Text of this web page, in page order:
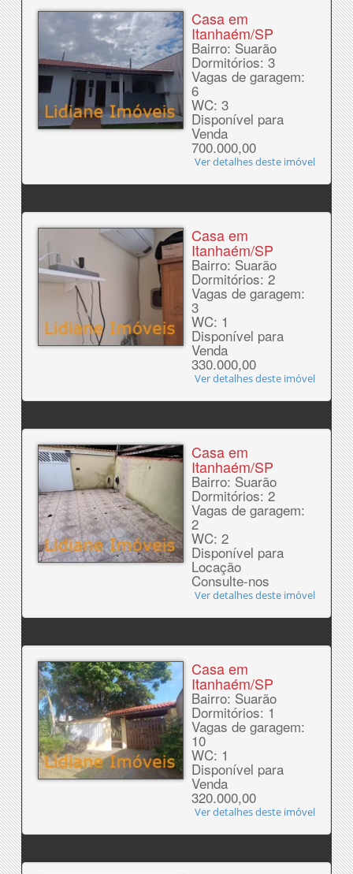
Casa em
Itanhaém/SP
Bairro: Suarão
Dormitórios: 3
Vagas de garagem:
6
WC: 3
Disponível para
Venda
700.000,00
Ver detalhes deste imóvel
Casa em
Itanhaém/SP
Bairro: Suarão
Dormitórios: 2
Vagas de garagem:
3
WC: 1
Disponível para
Venda
330.000,00
Ver detalhes deste imóvel
Casa em
Itanhaém/SP
Bairro: Suarão
Dormitórios: 2
Vagas de garagem:
2
WC: 2
Disponível para
Locação
Consulte-nos
Ver detalhes deste imóvel
Casa em
Itanhaém/SP
Bairro: Suarão
Dormitórios: 1
Vagas de garagem:
10
WC: 1
Disponível para
Venda
320.000,00
Ver detalhes deste imóvel